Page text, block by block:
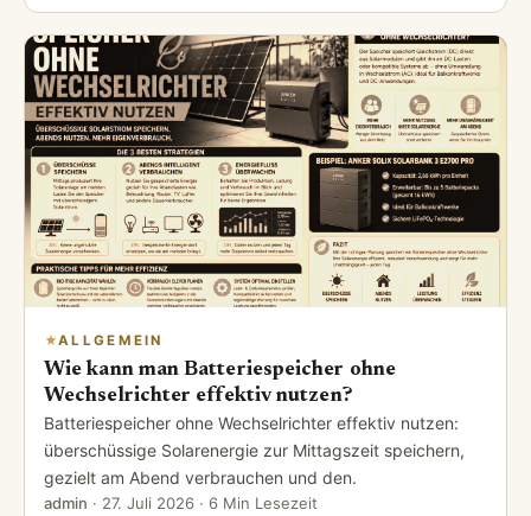
ALLGEMEIN
Wie kann man Batteriespeicher ohne
Wechselrichter effektiv nutzen?
Batteriespeicher ohne Wechselrichter effektiv nutzen:
überschüssige Solarenergie zur Mittagszeit speichern,
gezielt am Abend verbrauchen und den.
admin · 27. Juli 2026 · 6 Min Lesezeit